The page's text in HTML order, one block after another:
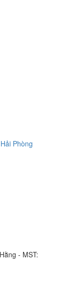
Phòng
- MST: